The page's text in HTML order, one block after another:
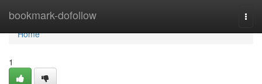
bookmark-dofollow
Home
Home
1